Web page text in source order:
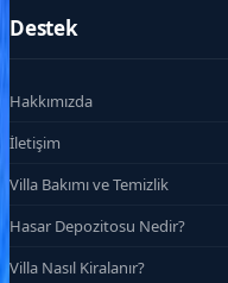
Destek
Hakkımızda
İletişim
Villa Bakımı ve Temizlik
Hasar Depozitosu Nedir?
Villa Nasıl Kiralanır?